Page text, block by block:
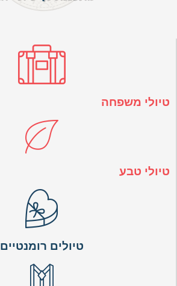
טיולי משפחה
טיולי טבע
טיולים רומנטיים